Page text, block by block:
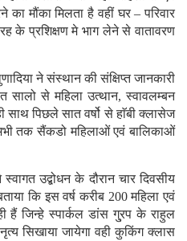
का मौंका मिलता है वहीं घर – परिवार
के प्रशिक्षण मे भाग लेने से वातावरण
ने संस्थान की संक्षिप्त जानकारी
सालो से महिला उत्थान, स्वावलम्बन
साथ पिछले सात वर्षो से हाॅबी क्लासेज
तक सैंकडो महिलाओं एवं बालिकाओं
उद्बोधन के दौरान चार दिवसीय
कि इस वर्ष करीब 200 महिला एवं
हैं जिन्हे स्पार्कल डांस गु्रप के राहुल
नृत्य सिखाया जायेगा वही कुकिंग क्लास